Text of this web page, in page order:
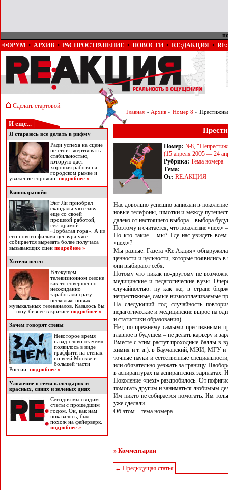
ФОРУМ • АРХИВ • РАСПРОСТРАНЕНИЕ • НОВОСТИ • RE:ДАКЦИЯ •
Сделать стартовой
И еще...
Я стараюсь все делать в рифму
Ради успеха на сцене
не стоит жертвовать
стабильностью,
которую дает
хорошая работа на
городском рынке и
уважение горожан. подробнее »
Кинопаранойя
Энг Ли приобрел
скандальную славу
еще со своей
прошлой работой,
гей-драмой
«Горбатая гора». А из
его нового фильма цензура уже
собирается вырезать более получаса
вызывающих сцен подробнее »
Хотели песен
В текущем
телевизионном сезоне
как-то совершенно
неожиданно
заработали сразу
несколько новых
музыкальных телеканалов. Казалось бы
— шоу-бизнес в кризисе подробнее »
Зачем говорят стены
Некоторое время
назад слово «зачем»
появилось в виде
граффити на стенах
по всей Москве и
большей части
России. подробнее »
Уложение о семи календарях и
красных, синих и зеленых днях
Сегодня мы сводим
счеты с прошедшим
годом. Он, как нам
показалось, был
похож на фейерверк.
подробнее »
Главная » Архив » Номер 8 »
Номер: №8,
(15 апреля 2005 — 24
Рубрика: Тема номера
Тема:
От: RE:АКЦИЯ
Нас довольно успешно записали в
новые телефоны, шмотки и между
далеко от настоящего выбора – выбора
Поэтому и считается, что поколение
Но кто такие – мы? Где нас увидеть всем
«next»?
Мы разные. Газета «Re:Акция»
ценности и цельности, которые появились
они выбирают себя.
Потому что никак по-другому не
медицинские и педагогические вузы.
случайностью: ну как же, в стране
непрестижные, самые низкооплачиваемые
На следующий год случайность
педагогические и медицинские вырос на
и статистики образования).
Нет, по-прежнему самыми престижными
главное в будущем – не делать карьеру и
Вместе с этим растут проходные баллы в
химия и т. д.): в Бауманский, МЭИ, МГУ и
точные науки и естественные
или обязательно уезжать за границу.
в аспирантурах на аспирантских
Поколение «next» раздробилось. От
помогать другим и заниматься любимым
Им никто не собирается помогать. Им
уже сделали.
Об этом – тема номера.
» Комментарии
← Предыдущая статья